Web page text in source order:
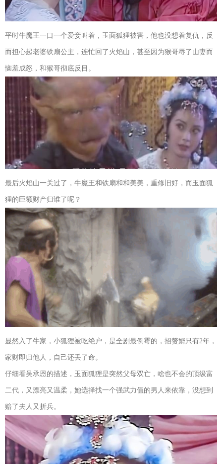
平时牛魔王一口一个爱妾叫着，玉面狐狸被害，他也没想着复仇，反
而担心起老婆铁扇公主，连忙回了火焰山，甚至因为猴哥辱了山妻而
恼羞成怒，和猴哥彻底反目。
最后火焰山一关过了，牛魔王和铁扇和和美美，重修旧好，而玉面狐
狸的巨额财产归谁了呢？
显然入了牛家，小狐狸被吃绝户，是全剧最倒霉的，招赘婿只有2年，
家财即归他人，自己还丢了命。
仔细看吴承恩的描述，玉面狐狸是突然父母双亡，啥也不会的顶级富
二代，又漂亮又温柔，她选择找一个强武力值的男人来依靠，没想到
赔了夫人又折兵。